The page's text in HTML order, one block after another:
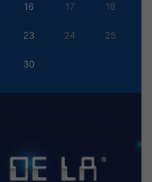
16 17 18
23 24 25
30